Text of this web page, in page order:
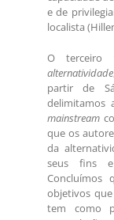
e de
localista
O terceiro
alternatividade
partir de
delimitamos
mainstream
que os
da
seus fins
Concluímos
objetivos
tem como